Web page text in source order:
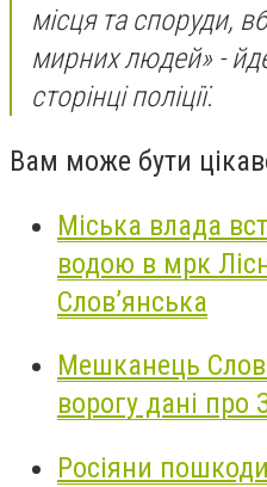
місця та споруди,
мирних людей» -
сторінці поліції.
Вам може бути
Міська влада
водою в мрк
Слов’янська
Мешканець
ворогу дані про
Росіяни